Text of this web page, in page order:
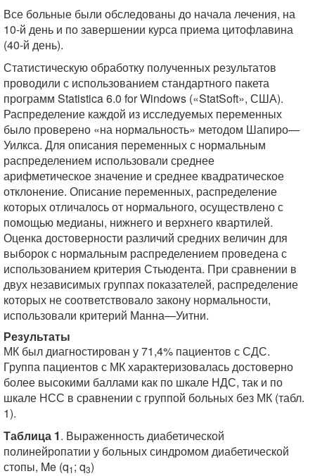
Все больные были обследованы до начала лечения, на
10-й день и по завершении курса приема цитофлавина
(40-й день).
Статистическую обработку полученных результатов
проводили с использованием стандартного пакета
программ Statistica 6.0 for Windows («StatSoft», США).
Распределение каждой из исследуемых переменных
было проверено «на нормальность» методом Шапиро—
Уилкса. Для описания переменных с нормальным
распределением использовали среднее
арифметическое значение и среднее квадратическое
отклонение. Описание переменных, распределение
которых отличалось от нормального, осуществлено с
помощью медианы, нижнего и верхнего квартилей.
Оценка достоверности различий средних величин для
выборок с нормальным распределением проведена с
использованием критерия Стьюдента. При сравнении в
двух независимых группах показателей, распределение
которых не соответствовало закону нормальности,
использовали критерий Манна—Уитни.
Результаты
МК был диагностирован у 71,4% пациентов с СДС.
Группа пациентов с МК характеризовалась достоверно
более высокими баллами как по шкале НДС, так и по
шкале НСС в сравнении с группой больных без МК (табл.
1).
Таблица 1. Выраженность диабетической
полинейропатии у больных синдромом диабетической
стопы, Me (q1; q3)